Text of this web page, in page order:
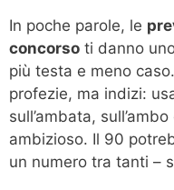
In poche parole, le
concorso ti danno
più testa e meno
profezie, ma indizi:
sull’ambata,
ambizioso. Il 90
un numero tra tanti –